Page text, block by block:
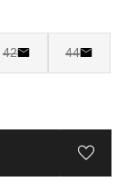
42 44